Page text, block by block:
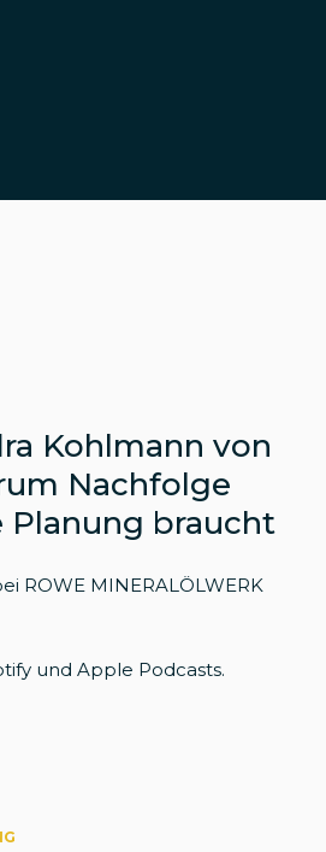
Kohlmann von
Nachfolge
Planung braucht
ROWE MINERALÖLWERK
undApple Podcasts.